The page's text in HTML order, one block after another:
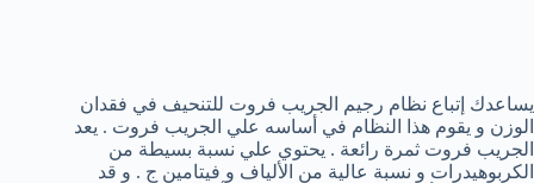
يساعدك إتباع نظام رجيم الجريب فروت للتنحيف في فقدان
الوزن و يقوم هذا النظام في أساسه علي الجريب فروت . يعد
الجريب فروت ثمرة رائعة . يحتوي علي نسبة بسيطة من
الكربوهيدرات و نسبة عالية من الألياف و فيتامين ج . و قد